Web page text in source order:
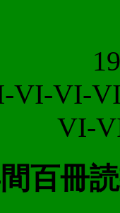
VI-VI-
VI-
百冊